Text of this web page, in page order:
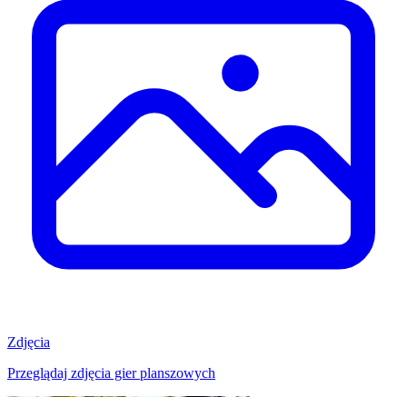
Zdjęcia
Przeglądaj zdjęcia gier planszowych